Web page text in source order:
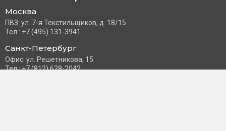
Москва
ПВЗ: ул. 7-я Текстильщиков, д. 18/15
Тел.: +7 (495) 131-3941
Санкт-Петербург
Офис: ул. Решетникова, 15
Тел.: +7 (812) 628-2042